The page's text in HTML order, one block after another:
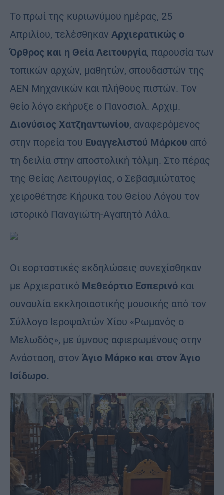
Το πρωί της κυριωνύμου ημέρας, 25
Απριλίου, τελέσθηκαν Αρχιερατικώς ο
Όρθρος και η Θεία Λειτουργία, παρουσία των
τοπικών αρχών, μαθητών, σπουδαστών της
ΑΕΝ Μηχανικών και πλήθους πιστών. Τον
θείο λόγο εκήρυξε ο Πανοσιολ. Αρχιμ.
Διονύσιος Χατζηαντωνίου, αναφερόμενος
στην πορεία του Ευαγγελιστού Μάρκου από
τη δειλία στην αποστολική τόλμη. Στο πέρας
της Θείας Λειτουργίας, ο Σεβασμιώτατος
χειροθέτησε Κήρυκα του Θείου Λόγου τον
ιστορικό Παναγιώτη-Αγαπητό Λάλα.
Οι εορταστικές εκδηλώσεις συνεχίσθηκαν
με Αρχιερατικό Μεθεόρτιο Εσπερινό και
συναυλία εκκλησιαστικής μουσικής από τον
Σύλλογο Ιεροψαλτών Χίου «Ρωμανός ο
Μελωδός», με ύμνους αφιερωμένους στην
Ανάσταση, στον Άγιο Μάρκο και στον Άγιο
Ισίδωρο.